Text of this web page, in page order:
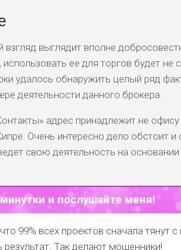
взгляд выглядит вполне
использовать ее для торгов будет
удалось обнаружить целый ряд
деятельности данного брокера.
адрес принадлежит не
Очень интересно дело обстоит и
свою деятельность на основании
и послушайте меня!
99% всех проектов сначала тянут
результат. Так делают мошенники!